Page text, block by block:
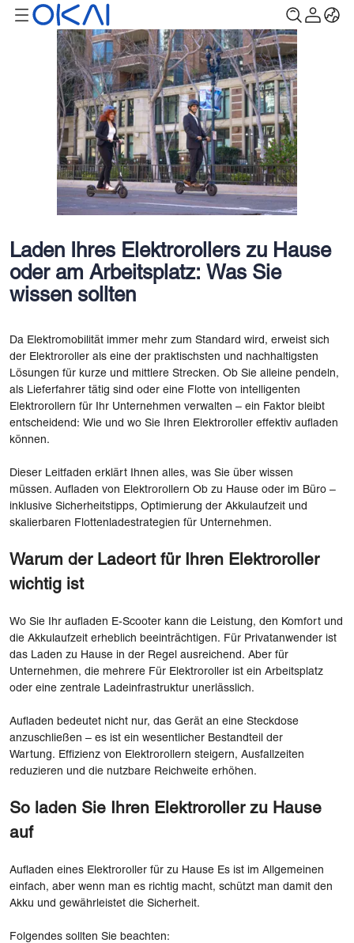
Laden Ihres Elektrorollers zu Hause
oder am Arbeitsplatz: Was Sie
wissen sollten
Da Elektromobilität immer mehr zum Standard wird, erweist sich
der Elektroroller als eine der praktischsten und nachhaltigsten
Lösungen für kurze und mittlere Strecken. Ob Sie alleine pendeln,
als Lieferfahrer tätig sind oder eine Flotte von intelligenten
Elektrorollern für Ihr Unternehmen verwalten – ein Faktor bleibt
entscheidend: Wie und wo Sie Ihren Elektroroller effektiv aufladen
können.
Dieser Leitfaden erklärt Ihnen alles, was Sie über wissen
müssen. Aufladen von Elektrorollern Ob zu Hause oder im Büro –
inklusive Sicherheitstipps, Optimierung der Akkulaufzeit und
skalierbaren Flottenladestrategien für Unternehmen.
Warum der Ladeort für Ihren Elektroroller
wichtig ist
Wo Sie Ihr aufladen E-Scooter kann die Leistung, den Komfort und
die Akkulaufzeit erheblich beeinträchtigen. Für Privatanwender ist
das Laden zu Hause in der Regel ausreichend. Aber für
Unternehmen, die mehrere Für Elektroroller ist ein Arbeitsplatz
oder eine zentrale Ladeinfrastruktur unerlässlich.
Aufladen bedeutet nicht nur, das Gerät an eine Steckdose
anzuschließen – es ist ein wesentlicher Bestandteil der
Wartung. Effizienz von Elektrorollern steigern, Ausfallzeiten
reduzieren und die nutzbare Reichweite erhöhen.
So laden Sie Ihren Elektroroller zu Hause
auf
Aufladen eines Elektroroller für zu Hause Es ist im Allgemeinen
einfach, aber wenn man es richtig macht, schützt man damit den
Akku und gewährleistet die Sicherheit.
Folgendes sollten Sie beachten: